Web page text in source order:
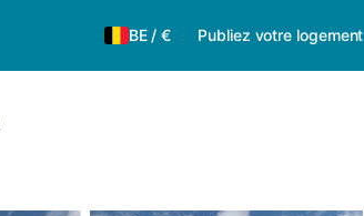
BE/€ Publiez votre logement